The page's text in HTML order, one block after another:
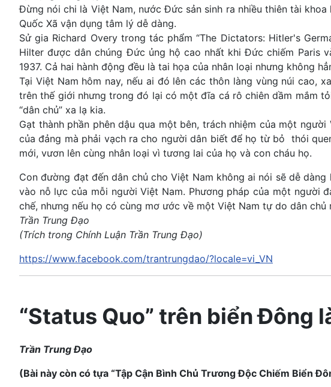
Đừng nói chi là Việt Nam, nước Đức sản sinh ra nhiều thiên tài
Quốc Xã vận dụng tâm lý dễ dàng.
Sử gia Richard Overy trong tác phẩm “The Dictators: Hitler's
Hilter được dân chúng Đức ủng hộ cao nhất khi Đức chiếm Paris
1937. Cả hai hành động đều là tai họa của nhân loại nhưng không
Tại Việt Nam hôm nay, nếu ai đó lên các thôn làng vùng núi cao,
trên thế giới nhưng trong đó lại có một đĩa cá rô chiên dầm mắm
“dân chủ” xa lạ kia.
Gạt thành phần phên dậu qua một bên, trách nhiệm của một
của đảng mà phải vạch ra cho người dân biết để họ từ bỏ thói
mới, vươn lên cùng nhân loại vì tương lai của họ và con cháu họ.
Con đường đạt đến dân chủ cho Việt Nam không ai nói sẽ dễ
vào nỗ lực của mỗi người Việt Nam. Phương pháp của một người
chế, nhưng nếu họ có cùng mơ ước về một Việt Nam tự do dân
Trần Trung Đạo
(Trích trong Chính Luận Trần Trung Đạo)
https://www.facebook.com/trantrungdao/?locale=vi_VN
“Status Quo” trên biển Đông
Trần Trung Đạo
(Bài này còn có tựa “Tập Cận Bình Chủ Trương Độc Chiếm Biển